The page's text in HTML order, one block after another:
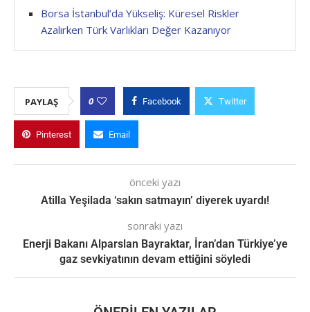
Borsa İstanbul’da Yükseliş: Küresel Riskler
Azalırken Türk Varlıkları Değer Kazanıyor
PAYLAŞ 0 Facebook Twitter
Pinterest Email
önceki yazı
Atilla Yeşilada ‘sakın satmayın’ diyerek uyardı!
sonraki yazı
Enerji Bakanı Alparslan Bayraktar, İran’dan Türkiye’ye
gaz sevkiyatının devam ettiğini söyledi